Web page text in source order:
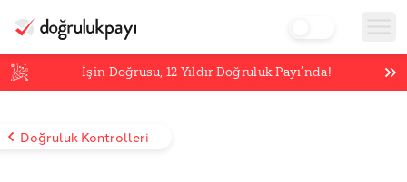
İşin Doğrusu,12 Yıldır Doğruluk Payı’nda!
Doğruluk Kontrolleri